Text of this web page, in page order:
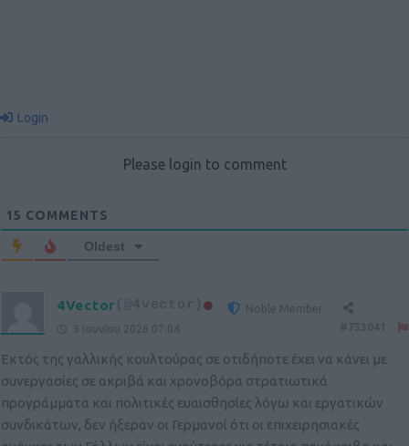
Login
Please login to comment
15 COMMENTS
Oldest
4Vector
Noble Member
9 Ιουνίου 2026 07:04
Εκτός της γαλλικής κουλτούρας σε οτιδήποτε έχει να κάνει με
συνεργασίες σε ακριβά και χρονοβόρα στρατιωτικά
προγράμματα και πολιτικές ευαισθησίες λόγω και εργατικών
συνδικάτων, δεν ήξεραν οι Γερμανοί ότι οι επιχειρησιακές